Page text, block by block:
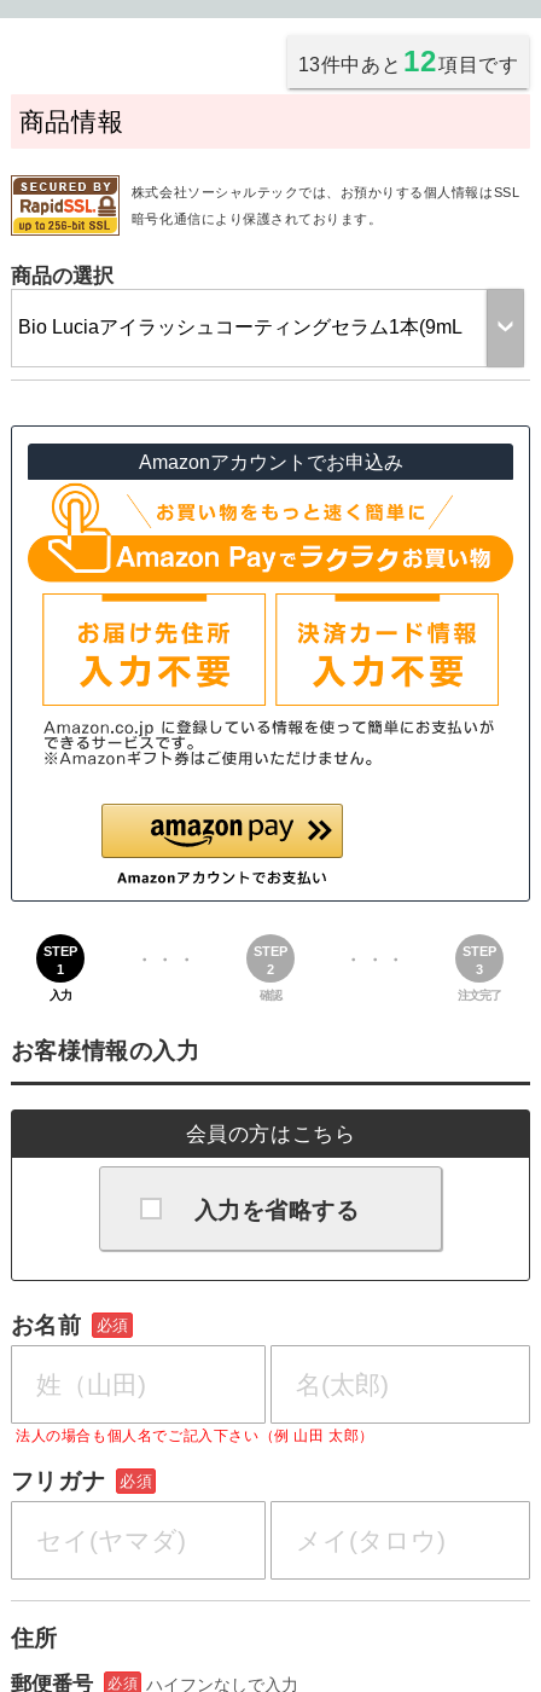
ヨウアカマツ球果エキス、塩化亜鉛、チャ葉エキス、加水分解
コラーゲン、コンフリー葉エキス、ビワ葉エキス、カミツレ花
エキス、ヒアルロン酸Ｎａ、ヒト遺伝子組換オリゴペプチド－
培養細胞エキス、プルラン、デキストラン、（クエン酸／乳酸
／リノール酸／オレイン酸）グリセリル、オリーブ果実油、ピ
ロ亜硫酸Ｎａ、ポリソルベート６０、１，２－ヘキサンジオー
ステロール、ココイルサルコシンＮａ、レシチン、キサンタン
ガム、カルボマー、ＴＥＡ、メチルパラベン、フェノキシエタ
13件中あと 12項目です
商品情報
株式会社ソーシャルテックでは、お預かりする個人情報はSSL
暗号化通信により保護されております。
商品の選択
Amazonアカウントでお申込み
STEP
1
入力
・・・
STEP
2
確認
・・・
STEP
3
注文完了
お客様情報の入力
会員の方はこちら
入力を省略する
お名前 必須
法人の場合も個人名でご記入下さい（例 山田 太郎）
フリガナ 必須
住所
郵便番号 必須 ハイフンなしで入力